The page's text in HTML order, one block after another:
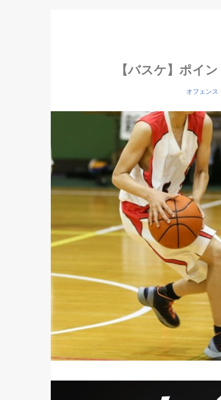
【バスケ】ポイ
オフェンス